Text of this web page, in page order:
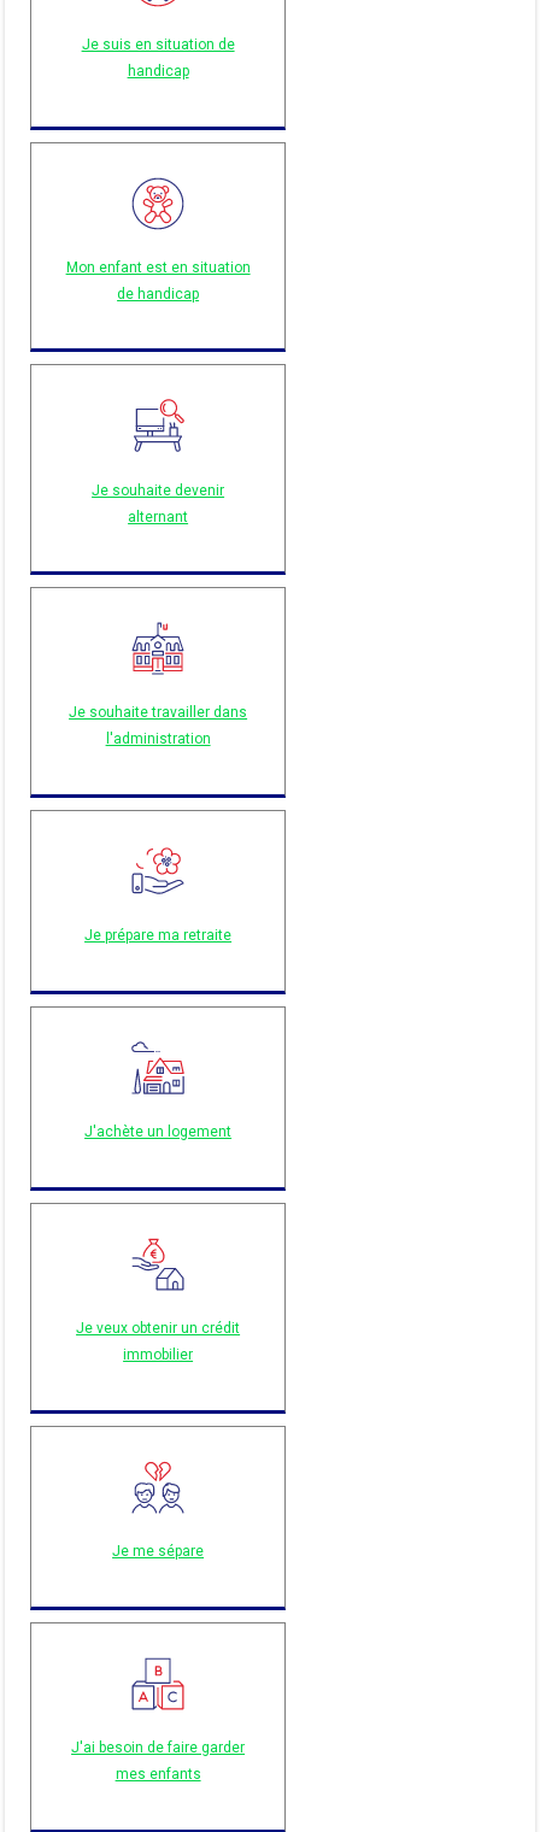
Je suis en situation de
handicap
Mon enfant est en situation
de handicap
Je souhaite devenir
alternant
Je souhaite travailler dans
l'administration
Je prépare ma retraite
J'achète un logement
Je veux obtenir un crédit
immobilier
Je me sépare
J'ai besoin de faire garder
mes enfants